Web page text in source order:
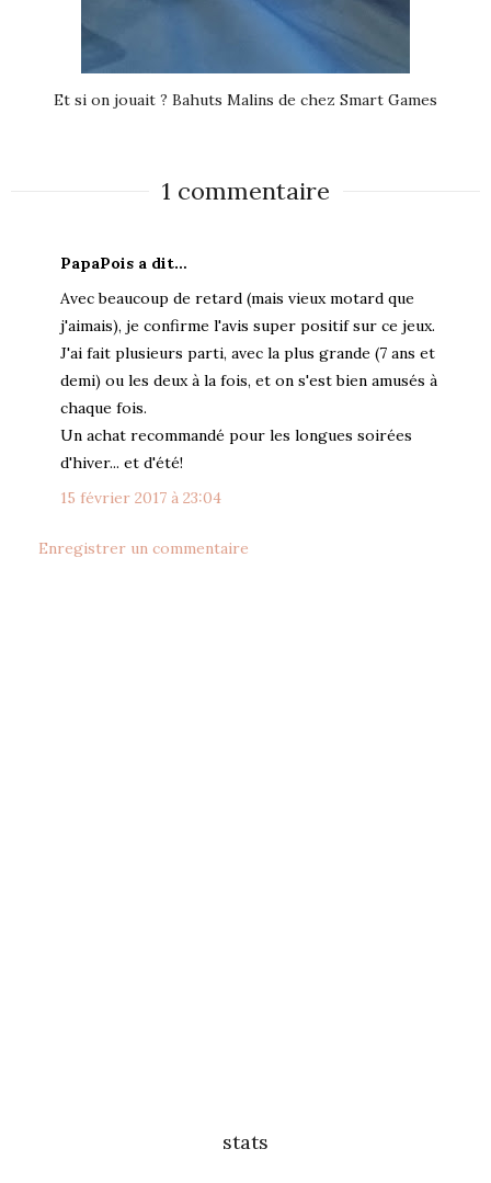
Et si on jouait ? Bahuts Malins de chez Smart Games
1 commentaire
PapaPois a dit…
Avec beaucoup de retard (mais vieux motard que
j'aimais), je confirme l'avis super positif sur ce jeux.
J'ai fait plusieurs parti, avec la plus grande (7 ans et
demi) ou les deux à la fois, et on s'est bien amusés à
chaque fois.
Un achat recommandé pour les longues soirées
d'hiver... et d'été!
15 février 2017 à 23:04
Enregistrer un commentaire
stats